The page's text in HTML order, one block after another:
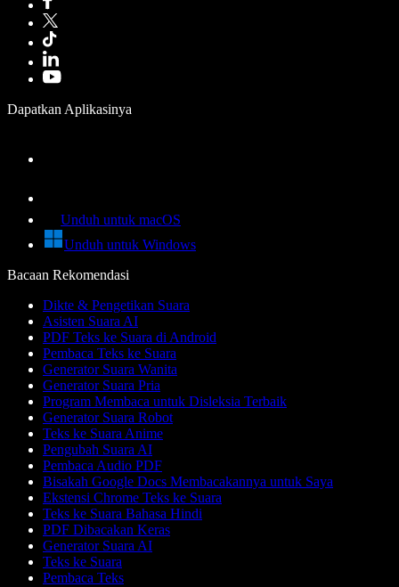
Dapatkan Aplikasinya
Unduh untuk macOS
Unduh untuk Windows
Bacaan Rekomendasi
Dikte & Pengetikan Suara
Asisten Suara AI
PDF Teks ke Suara di Android
Pembaca Teks ke Suara
Generator Suara Wanita
Generator Suara Pria
Program Membaca untuk Disleksia Terbaik
Generator Suara Robot
Teks ke Suara Anime
Pengubah Suara AI
Pembaca Audio PDF
Bisakah Google Docs Membacakannya untuk Saya
Ekstensi Chrome Teks ke Suara
Teks ke Suara Bahasa Hindi
PDF Dibacakan Keras
Generator Suara AI
Teks ke Suara
Pembaca Teks